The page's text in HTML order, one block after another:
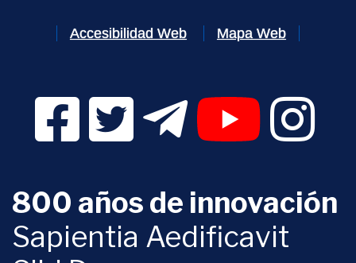
Accesibilidad Web Mapa Web
Facebook Digital UVa (se abrirá en una nueva
Twitter Digital UVa (se abrirá en una
Telegram Digital UVa (se
YouTube Digital
800 años de innovación
Sapientia Aedificavit